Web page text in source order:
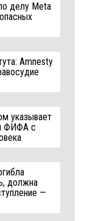
делу Meta
Amnesty
указывает
ФИФА с
должна
—